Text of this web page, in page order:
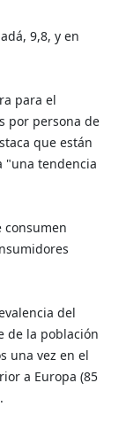
9,8, y en
para el
por persona de
que están
"una tendencia
consumen
del
de la población
una vez en el
a Europa (85